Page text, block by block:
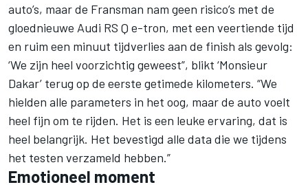
auto’s, maar de Fransman nam geen risico’s met de
gloednieuwe Audi RS Q e-tron, met een veertiende tijd
en ruim een minuut tijdverlies aan de finish als gevolg:
‘We zijn heel voorzichtig geweest”, blikt ‘Monsieur
Dakar’ terug op de eerste getimede kilometers. “We
hielden alle parameters in het oog, maar de auto voelt
heel fijn om te rijden. Het is een leuke ervaring, dat is
heel belangrijk. Het bevestigd alle data die we tijdens
het testen verzameld hebben.”
Emotioneel moment